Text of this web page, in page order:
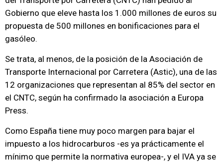
Gobierno que eleve hasta los 1.000 millones de euros su
propuesta de 500 millones en bonificaciones para el
gasóleo.
Se trata, al menos, de la posición de la Asociación de
Transporte Internacional por Carretera (Astic), una de las
12 organizaciones que representan al 85% del sector en
el CNTC, según ha confirmado la asociación a Europa
Press.
Como España tiene muy poco margen para bajar el
impuesto a los hidrocarburos -es ya prácticamente el
mínimo que permite la normativa europea-, y el IVA ya se